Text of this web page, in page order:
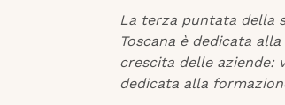
La terza puntata della
Toscana è dedicata
crescita delle aziende:
dedicata alla